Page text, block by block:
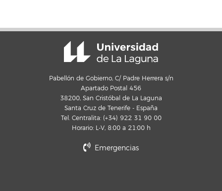
Pabellón de Gobierno, C/ Padre Herrera s/n
Apartado Postal 456
38200, San Cristóbal de La Laguna
Santa Cruz de Tenerife - España
Tel. Centralita: (+34) 922 31 90 00
Horario: L-V, 8:00 a 21:00 h
Emergencias